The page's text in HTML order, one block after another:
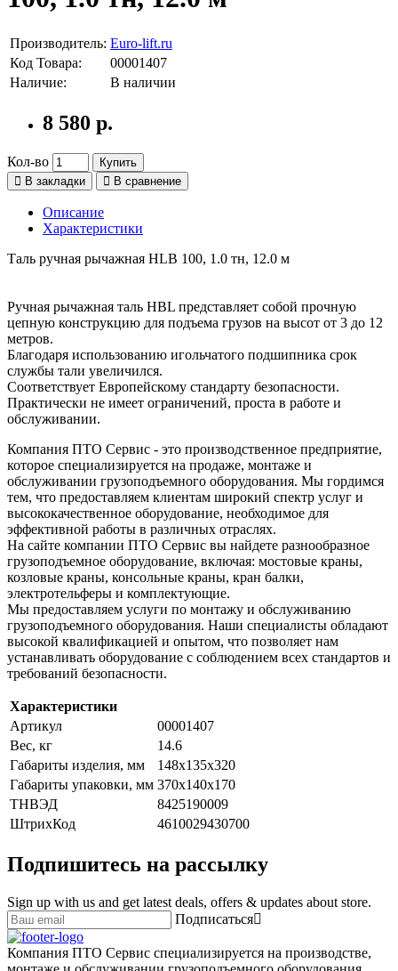
Производитель: Euro-lift.ru
Код Товара:
00001407
Наличие:
В наличии
8 580 р.
Кол-во
Купить
В закладки
В сравнение
Описание
Характеристики
Таль ручная рычажная HLB 100, 1.0 тн, 12.0 м
Ручная рычажная таль HBL представляет собой прочную
цепную конструкцию для подъема грузов на высот от 3 до 12
метров.
Благодаря использованию игольчатого подшипника срок
службы тали увеличился.
Соответствует Европейскому стандарту безопасности.
Практически не имеет ограничений, проста в работе и
обслуживании.
Компания ПТО Сервис - это производственное предприятие,
которое специализируется на продаже, монтаже и
обслуживании грузоподъемного оборудования. Мы гордимся
тем, что предоставляем клиентам широкий спектр услуг и
высококачественное оборудование, необходимое для
эффективной работы в различных отраслях.
На сайте компании ПТО Сервис вы найдете разнообразное
грузоподъемное оборудование, включая: мостовые краны,
козловые краны, консольные краны, кран балки,
электротельферы и комплектующие.
Мы предоставляем услуги по монтажу и обслуживанию
грузоподъемного оборудования. Наши специалисты обладают
высокой квалификацией и опытом, что позволяет нам
устанавливать оборудование с соблюдением всех стандартов и
требований безопасности.
Характеристики
Артикул
00001407
Вес, кг
14.6
Габариты изделия, мм
148х135х320
Габариты упаковки, мм 370х140х170
ТНВЭД
8425190009
ШтрихКод
4610029430700
Подпишитесь на рассылку
Sign up with us and get latest deals, offers & updates about store.
Подписаться
Компания ПТО Сервис специализируется на производстве,